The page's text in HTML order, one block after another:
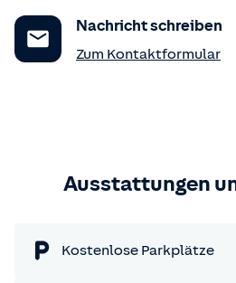
Nachricht schreiben
Zum Kontaktformular
Ausstattungen
Kostenlose Parkplätze